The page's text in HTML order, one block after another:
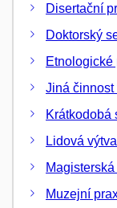
Disertační
Doktorský
Etnologické
Jiná činnost
Krátkodobá
Lidová
Muzejní